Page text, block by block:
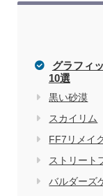
関連記事
電
おすすめしな
グラフィ
10選
黒い砂漠
スカイリム
FF7リメイ
ストリート
バルダーズ